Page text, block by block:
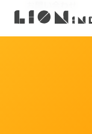
アクセス
導入事例